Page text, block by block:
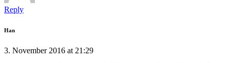
Reply
Han
3. November 2016 at 21:29